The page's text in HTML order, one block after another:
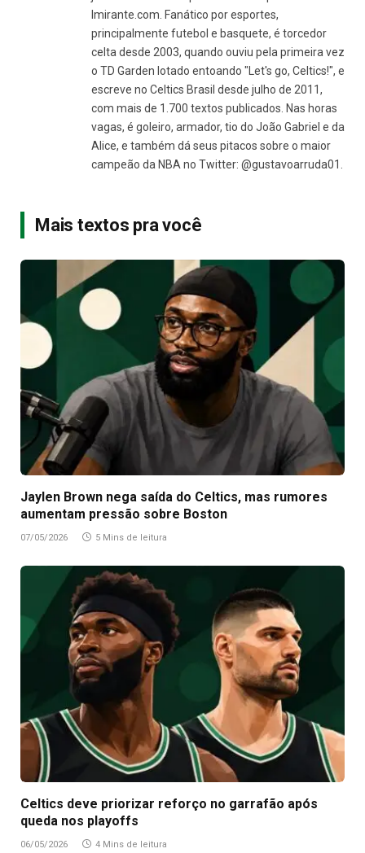
Imirante.com. Fanático por esportes,
principalmente futebol e basquete, é torcedor
celta desde 2003, quando ouviu pela primeira vez
o TD Garden lotado entoando "Let's go, Celtics!", e
escreve no Celtics Brasil desde julho de 2011,
com mais de 1.700 textos publicados. Nas horas
vagas, é goleiro, armador, tio do João Gabriel e da
Alice, e também dá seus pitacos sobre o maior
campeão da NBA no Twitter: @gustavoarruda01.
Mais textos pra você
Jaylen Brown nega saída do Celtics, mas rumores
aumentam pressão sobre Boston
07/05/2026 5 Mins de leitura
Celtics deve priorizar reforço no garrafão após
queda nos playoffs
06/05/2026 4 Mins de leitura